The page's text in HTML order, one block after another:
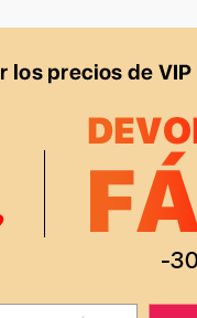
Y NOTICIAS